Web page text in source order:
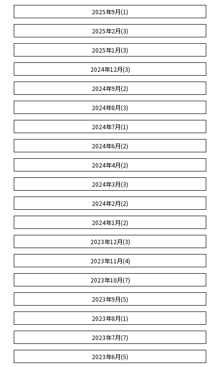
2025年9月(1)
2025年2月(3)
2025年1月(3)
2024年12月(3)
2024年9月(2)
2024年8月(3)
2024年7月(1)
2024年6月(2)
2024年4月(2)
2024年3月(3)
2024年2月(2)
2024年1月(2)
2023年12月(3)
2023年11月(4)
2023年10月(7)
2023年9月(5)
2023年8月(1)
2023年7月(7)
2023年6月(5)